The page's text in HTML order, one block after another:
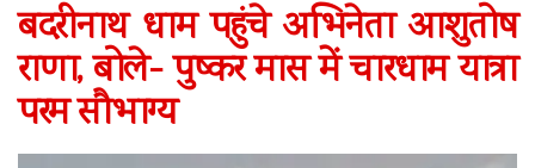
बदरीनाथ धाम पहुंचे अभिनेता आशुतोष
राणा, बोले- पुष्कर मास में चारधाम यात्रा
परम सौभाग्य